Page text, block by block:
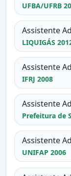
UFBA/UFRB
Assistente
LIQUIGÁS
Assistente
IFRJ 2008
Assistente
Prefeitura de
Assistente
UNIFAP 2006